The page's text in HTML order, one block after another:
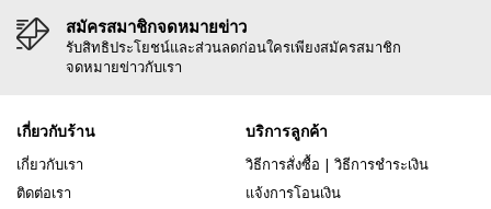
สมัครสมาชิกจดหมายข่าว
รับสิทธิประโยชน์และส่วนลดก่อนใครเพียงสมัครสมาชิก
จดหมายข่าวกับเรา
เกี่ยวกับร้าน
เกี่ยวกับเรา
ติดต่อเรา
บริการลูกค้า
วิธีการสั่งซื้อ | วิธีการชำระเงิน
แจ้งการโอนเงิน